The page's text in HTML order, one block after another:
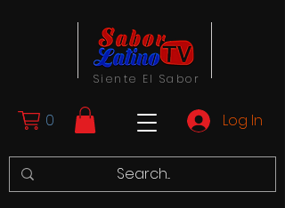
Siente El Sabor
0 Log In